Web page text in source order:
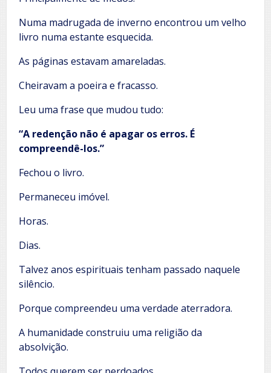
Numa madrugada de inverno encontrou um velho
livro numa estante esquecida.
As páginas estavam amareladas.
Cheiravam a poeira e fracasso.
Leu uma frase que mudou tudo:
“A redenção não é apagar os erros. É
compreendê-los.”
Fechou o livro.
Permaneceu imóvel.
Horas.
Dias.
Talvez anos espirituais tenham passado naquele
silêncio.
Porque compreendeu uma verdade aterradora.
A humanidade construiu uma religião da
absolvição.